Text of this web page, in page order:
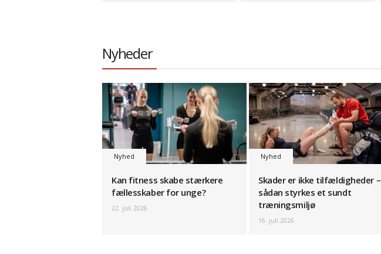
Nyheder
Nyhed
Kan fitness skabe stærkere
fællesskaber for unge?
22. juli 2026
Nyhed
Skader er ikke tilfældigheder –
sådan styrkes et sundt
træningsmiljø
16. juli 2026